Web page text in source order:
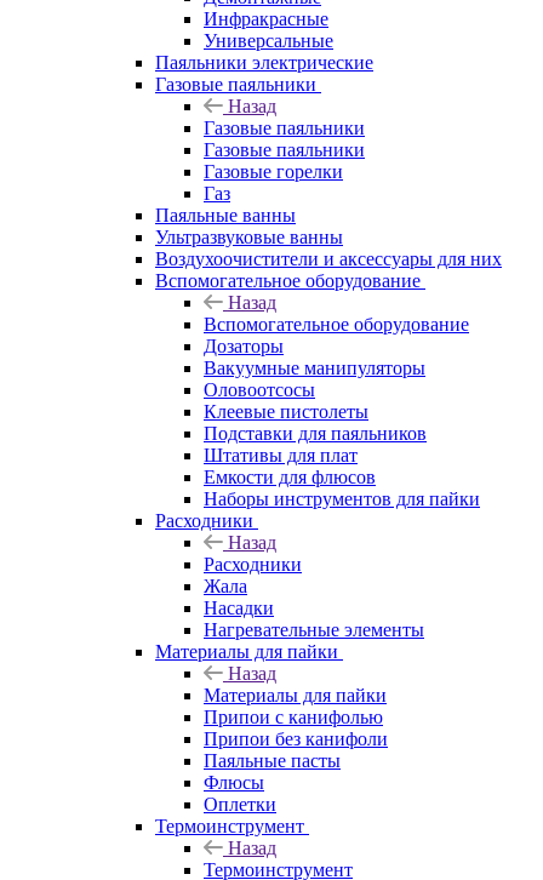
Инфракрасные
Универсальные
Паяльники электрические
Газовые паяльники
Назад
Газовые паяльники
Газовые паяльники
Газовые горелки
Газ
Паяльные ванны
Ультразвуковые ванны
Воздухоочистители и аксессуары для них
Вспомогательное оборудование
Назад
Вспомогательное оборудование
Дозаторы
Вакуумные манипуляторы
Оловоотсосы
Клеевые пистолеты
Подставки для паяльников
Штативы для плат
Емкости для флюсов
Наборы инструментов для пайки
Расходники
Назад
Расходники
Жала
Насадки
Нагревательные элементы
Материалы для пайки
Назад
Материалы для пайки
Припои с канифолью
Припои без канифоли
Паяльные пасты
Флюсы
Оплетки
Термоинструмент
Назад
Термоинструмент